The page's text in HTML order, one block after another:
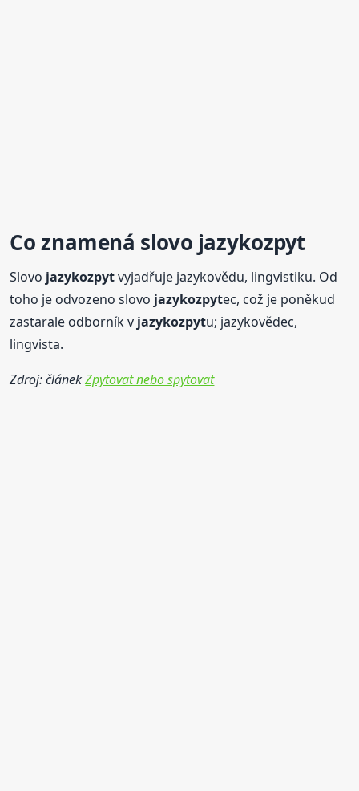
Co znamená slovo jazykozpyt
Slovo jazykozpytvyjadřuje jazykovědu, lingvistiku. Od
toho je odvozeno slovo jazykozpytec, což je poněkud
zastarale odborník v jazykozpytu; jazykovědec,
lingvista.
Zdroj: článekZpytovat nebo spytovat